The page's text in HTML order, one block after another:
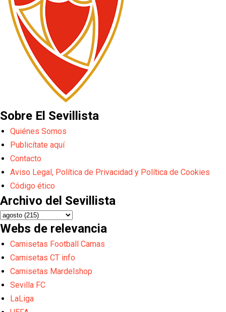
Sobre El Sevillista
Quiénes Somos
Publicítate aquí
Contacto
Aviso Legal, Política de Privacidad y Política de Cookies
Código ético
Archivo del Sevillista
Webs de relevancia
Camisetas Football Camas
Camisetas CT info
Camisetas Mardelshop
Sevilla FC
LaLiga